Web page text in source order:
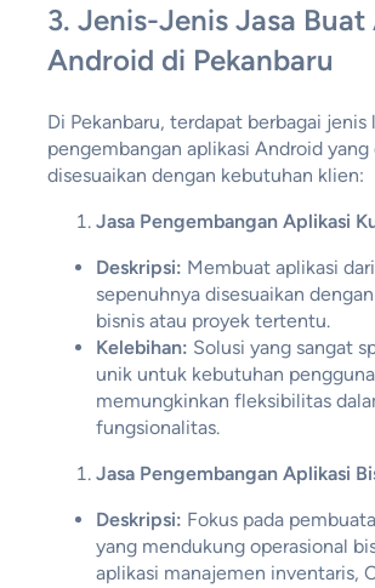
3. Jenis-Jenis Jasa Buat
Android di Pekanbaru
Di Pekanbaru, terdapat berbagai jenis
pengembangan aplikasi Android yang
disesuaikan dengan kebutuhan klien:
Jasa Pengembangan Aplikasi
Deskripsi: Membuat aplikasi
sepenuhnya disesuaikan
bisnis atau proyek tertentu.
Kelebihan: Solusi yang sangat
unik untuk kebutuhan
memungkinkan fleksibilitas
fungsionalitas.
Jasa Pengembangan Aplikasi
Deskripsi: Fokus pada
yang mendukung operasional
aplikasi manajemen inventaris,